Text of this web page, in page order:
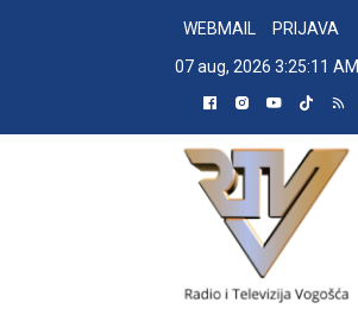
WEBMAIL
PRIJAVA
07 aug, 2026 3:25:12 AM